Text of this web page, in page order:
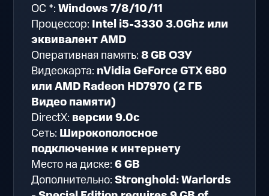
ОС *:Windows 7/8/10/11
Процессор: Intel i5-3330 3.0Ghz или
эквивалент AMD
Оперативная память:8 GB ОЗУ
Видеокарта: nVidia GeForce GTX 680
или AMD Radeon HD7970 (2 ГБ
Видео памяти)
DirectX: версии 9.0c
Сеть: Широкополосное
подключение к интернету
Место на диске:6 GB
Дополнительно:Stronghold: Warlords